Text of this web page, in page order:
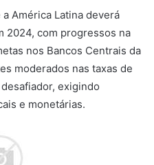
América Latina deverá
2024, com progressos na
nos Bancos Centrais da
moderados nas taxas de
exigindo
e monetárias.